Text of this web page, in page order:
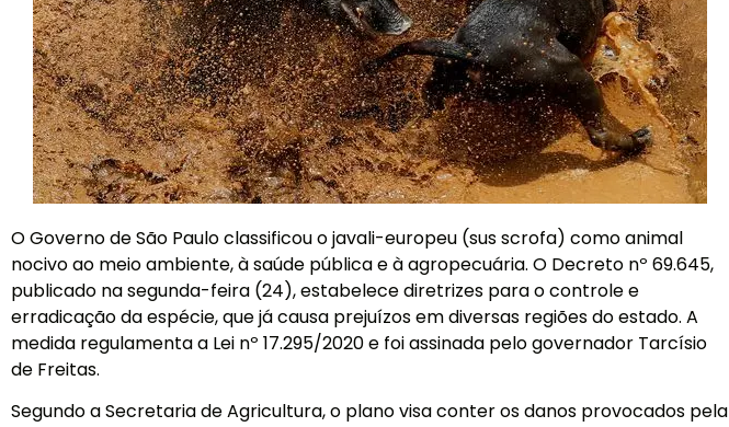
O Governo de São Paulo classificou o javali-europeu (sus scrofa) como animal
nocivo ao meio ambiente, à saúde pública e à agropecuária. O Decreto nº 69.645,
publicado na segunda-feira (24), estabelece diretrizes para o controle e
erradicação da espécie, que já causa prejuízos em diversas regiões do estado. A
medida regulamenta a Lei nº 17.295/2020 e foi assinada pelo governador Tarcísio
de Freitas.
Segundo a Secretaria de Agricultura, o plano visa conter os danos provocados pela